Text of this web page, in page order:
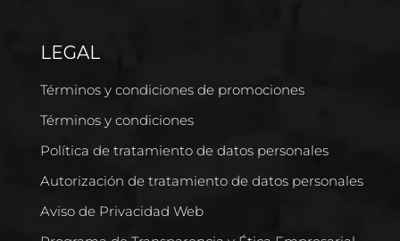
LEGAL
Términos y condiciones de promociones
Términos y condiciones
Política de tratamiento de datos personales
Autorización de tratamiento de datos personales
Aviso de Privacidad Web